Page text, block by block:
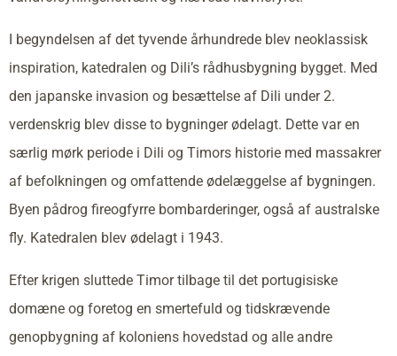
I begyndelsen af det tyvende århundrede blev neoklassisk
inspiration, katedralen og Dili’s rådhusbygning bygget. Med
den japanske invasion og besættelse af Dili under 2.
verdenskrig blev disse to bygninger ødelagt. Dette var en
særlig mørk periode i Dili og Timors historie med massakrer
af befolkningen og omfattende ødelæggelse af bygningen.
Byen pådrog fireogfyrre bombarderinger, også af australske
fly. Katedralen blev ødelagt i 1943.
Efter krigen sluttede Timor tilbage til det portugisiske
domæne og foretog en smertefuld og tidskrævende
genopbygning af koloniens hovedstad og alle andre